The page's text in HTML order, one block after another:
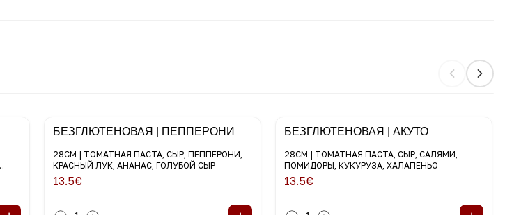
БЕЗГЛЮТЕНОВАЯ | ПЕППЕРОНИ
28СМ | ТОМАТНАЯ ПАСТА, СЫР, ПЕППЕРОНИ,
КРАСНЫЙ ЛУК, АНАНАС, ГОЛУБОЙ СЫР
13.5€
БЕЗГЛЮТЕНОВАЯ | АКУТО
28СМ | ТОМАТНАЯ ПАСТА, СЫР, САЛЯМИ,
ПОМИДОРЫ, КУКУРУЗА, ХАЛАПЕНЬО
13.5€